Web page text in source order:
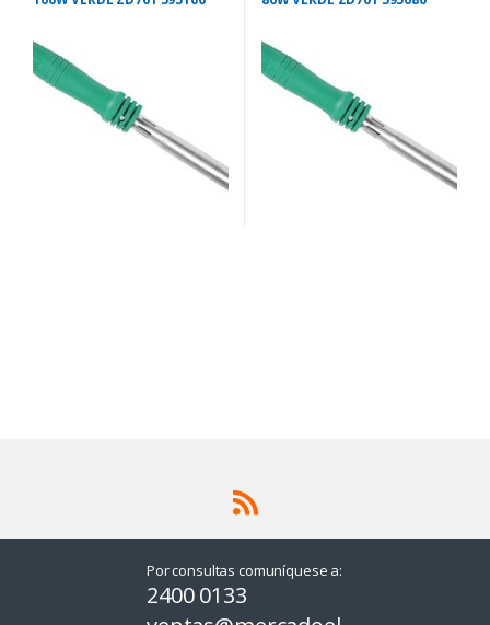
Por consultas comuníquese a:
2400 0133